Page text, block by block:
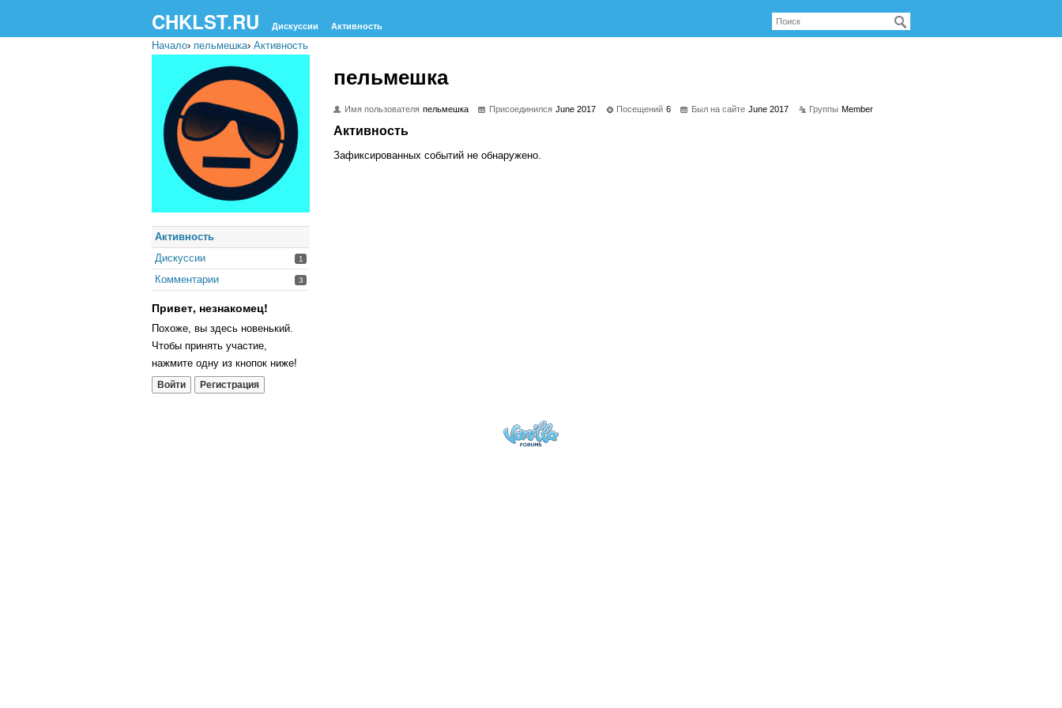
CHKLST.RU Дискуссии Активность
Начало› пельмешка› Активность
Активность
Дискуссии
1
Комментарии 3
Привет, незнакомец!
Похоже, вы здесь новенький.
Чтобы принять участие,
нажмите одну из кнопок ниже!
Войти Регистрация
пельмешка
Имя пользователя пельмешка Присоединился June 2017 Посещений 6 Был на сайте June 2017 Группы Member
Активность
Зафиксированных событий не обнаружено.